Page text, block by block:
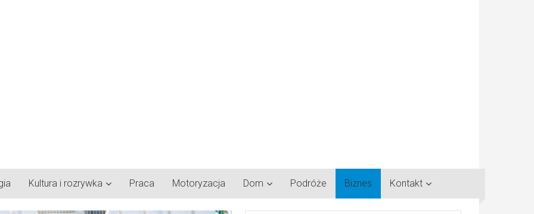
Kultura i rozrywka Praca Motoryzacja Dom Podróże Biznes Kontakt